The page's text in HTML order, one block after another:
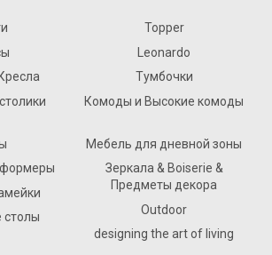
Topper
Leonardo
Тумбочки
Комоды и Высокие комоды
столы
Мебель для дневной зоны
Зеркала & Boiserie &
Предметы декора
Outdoor
designing the art of living